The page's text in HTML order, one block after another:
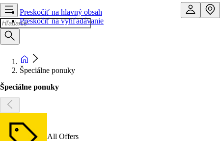
Preskočiť na hlavný obsah
Preskočiť na vyhľadávanie
Špeciálne ponuky
Špeciálne ponuky
All Offers